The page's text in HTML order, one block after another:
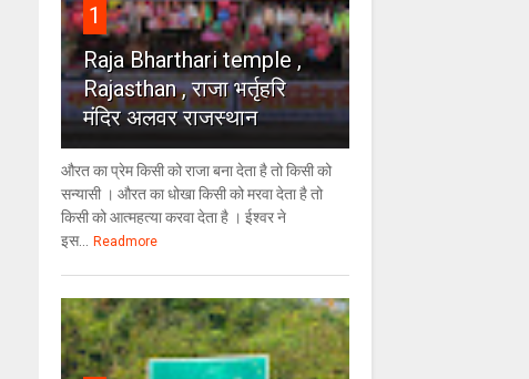
1
Raja Bharthari temple ,
Rajasthan , राजा भर्तृहरि
मंदिर अलवर राजस्थान
औरत का प्रेम किसी को राजा बना देता है तो किसी को
सन्यासी । औरत का धोखा किसी को मरवा देता है तो
किसी को आत्महत्या करवा देता है । ईश्वर ने
इस...
Readmore